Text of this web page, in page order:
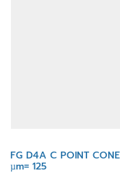
FG D4A C POINT
µm= 125